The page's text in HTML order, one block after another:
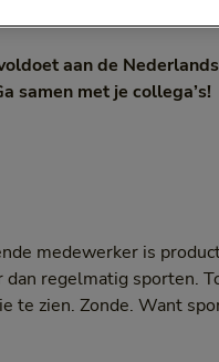
aan de
samen met je collega’s!
medewerker is
regelmatig sporten.
te zien. Zonde. Want